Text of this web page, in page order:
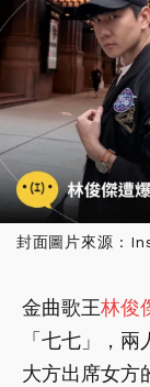
封面圖片來源 :
金曲歌王林俊
「七七」，
大方出席女方